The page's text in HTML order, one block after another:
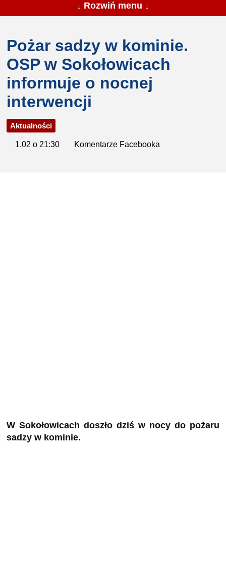
↓ Rozwiń menu ↓
Pożar sadzy w kominie.
OSP w Sokołowicach
informuje o nocnej
interwencji
Aktualności
1.02 o 21:30 Komentarze Facebooka
W Sokołowicach doszło dziś w nocy do pożaru
sadzy w kominie.